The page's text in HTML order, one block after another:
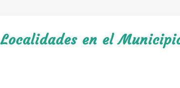
Localidades en el